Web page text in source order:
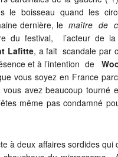
le boisseau quand les
dernière, le maître de
du festival, l’acteur de
Lafitte, a fait scandale par
et à l’intention de
vous soyez en France
avez beaucoup tourné
même pas condamné
à deux affaires sordides qui